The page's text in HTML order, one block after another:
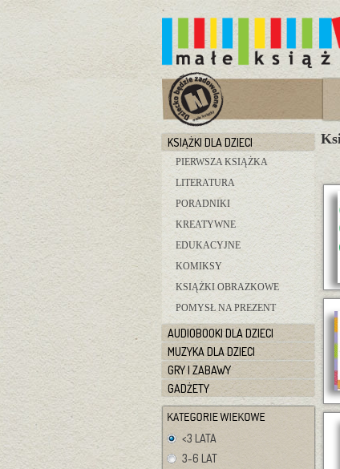
KSIĄŻKI DLA DZIECI
PIERWSZA KSIĄŻKA
LITERATURA
PORADNIKI
KREATYWNE
EDUKACYJNE
KOMIKSY
KSIĄŻKI OBRAZKOWE
POMYSŁ NA PREZENT
AUDIOBOOKI DLA DZIECI
MUZYKA DLA DZIECI
GRY I ZABAWY
GADŻETY
<3 LATA
3-6 LAT